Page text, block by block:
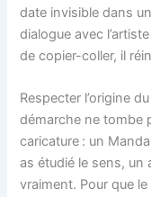
date invisible dans
dialogue avec
de copier-coller, il
Respecter l’origine
démarche ne tombe
caricature : un
as étudié le sens, un
vraiment. Pour que